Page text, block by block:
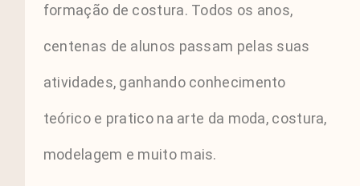
formação de costura. Todos os anos,
centenas de alunos passam pelas suas
atividades, ganhando conhecimento
teórico e pratico na arte da moda, costura,
modelagem e muito mais.